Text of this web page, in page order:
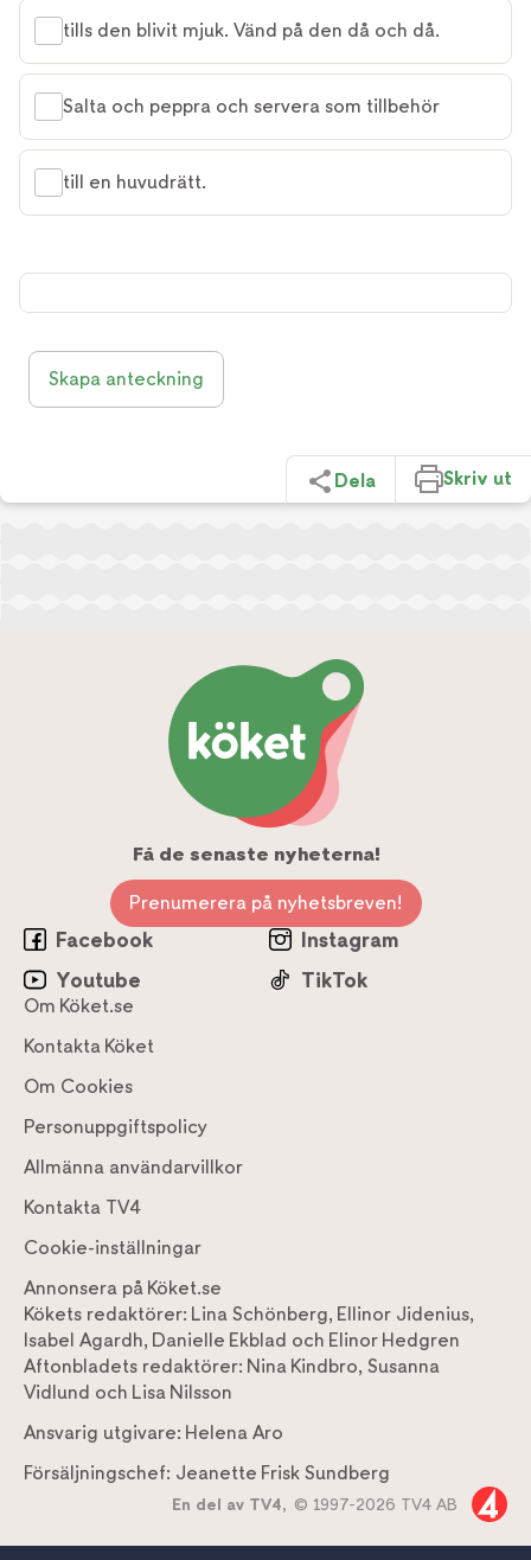
tills den blivit mjuk. Vänd på den då och då.
Salta och peppra och servera som tillbehör
till en huvudrätt.
Skapa anteckning
Dela Skriv ut
Få de senaste nyheterna!
Prenumerera på nyhetsbreven!
Facebook
Instagram
Youtube
TikTok
Om Köket.se
Kontakta Köket
Om Cookies
Personuppgiftspolicy
Allmänna användarvillkor
Kontakta TV4
Cookie-inställningar
Annonsera på Köket.se
Kökets redaktörer: Lina Schönberg, Ellinor Jidenius,
Isabel Agardh, Danielle Ekblad och Elinor Hedgren
Aftonbladets redaktörer: Nina Kindbro, Susanna
Vidlund och Lisa Nilsson
Ansvarig utgivare: Helena Aro
Försäljningschef: Jeanette Frisk Sundberg
En del av TV4, © 1997-2026 TV4 AB